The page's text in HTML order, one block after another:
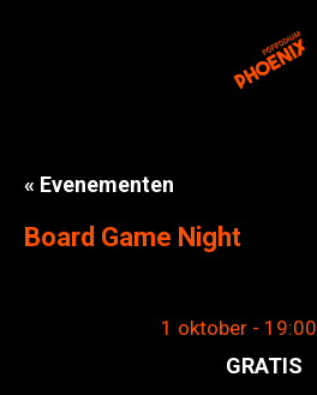
« Evenementen
Board Game Night
1 oktober - 19:00
GRATIS